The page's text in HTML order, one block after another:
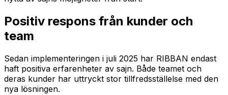
Positiv respons från kunder och
team
Sedan implementeringen i juli 2025 har RIBBAN endast
haft positiva erfarenheter av sajn. Både teamet och
deras kunder har uttryckt stor tillfredsställelse med den
nya lösningen.